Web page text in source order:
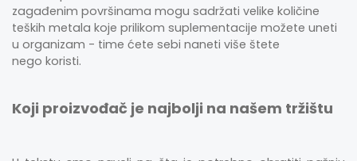
zagađenim površinama mogu sadržati velike količine
teških metala koje prilikom suplementacije možete uneti
u organizam - time ćete sebi naneti više štete
nego koristi.
Koji proizvođač je najbolji na našem tržištu